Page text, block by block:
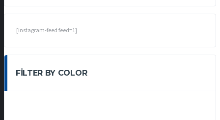
[instagram-feed feed=1]
FILTER BY COLOR